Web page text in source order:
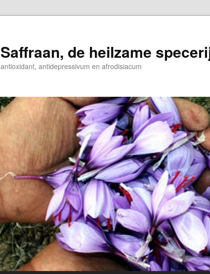
Saffraan, de heilzame
antioxidant, antidepressivum en afrodisiacum